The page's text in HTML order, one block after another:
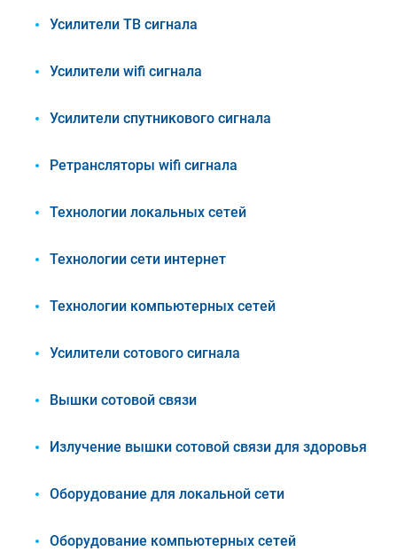
Усилители ТВ сигнала
Усилители wifi сигнала
Усилители спутникового сигнала
Ретрансляторы wifi сигнала
Технологии локальных сетей
Технологии сети интернет
Технологии компьютерных сетей
Усилители сотового сигнала
Вышки сотовой связи
Излучение вышки сотовой связи для здоровья
Оборудование для локальной сети
Оборудование компьютерных сетей